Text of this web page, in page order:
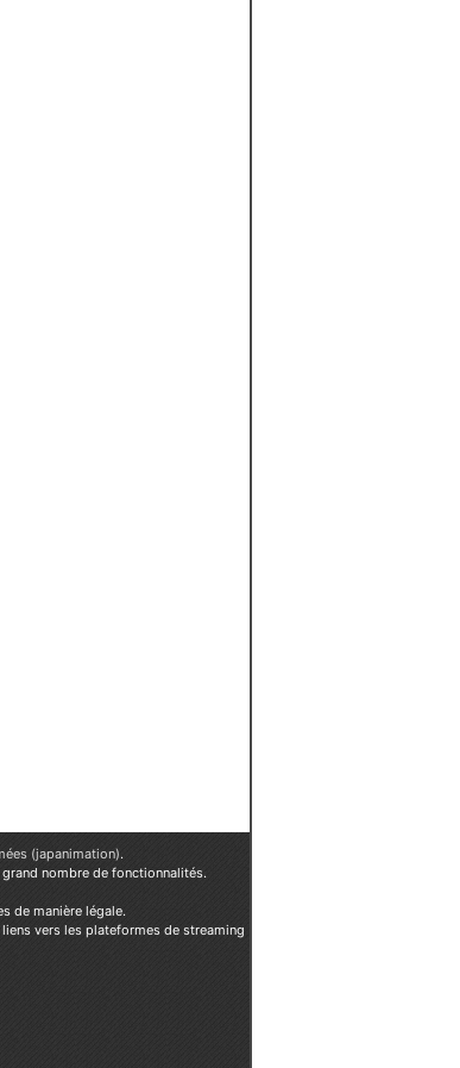
(japanimation).
nombre de fonctionnalités.
de manière légale.
vers les plateformes de streaming